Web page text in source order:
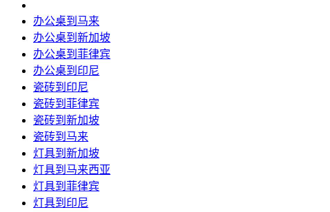
办公桌到马来
办公桌到新加坡
办公桌到菲律宾
办公桌到印尼
瓷砖到印尼
瓷砖到菲律宾
瓷砖到新加坡
瓷砖到马来
灯具到新加坡
灯具到马来西亚
灯具到菲律宾
灯具到印尼